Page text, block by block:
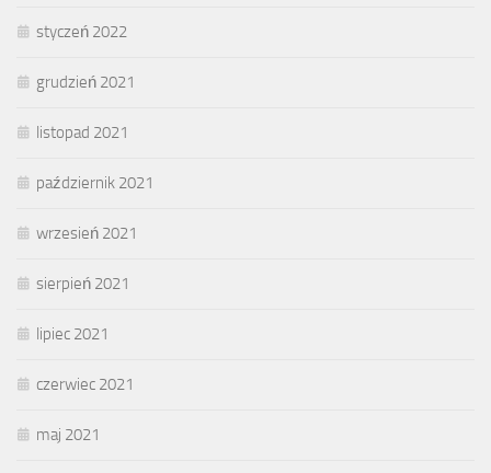
styczeń 2022
grudzień 2021
listopad 2021
październik 2021
wrzesień 2021
sierpień 2021
lipiec 2021
czerwiec 2021
maj 2021